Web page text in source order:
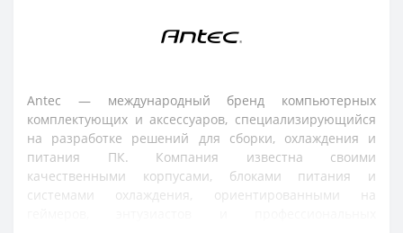
Antec — международный бренд компьютерных
комплектующих и аксессуаров, специализирующийся
на разработке решений для сборки, охлаждения и
питания ПК. Компания известна своими
качественными корпусами, блоками питания и
системами охлаждения, ориентированными на